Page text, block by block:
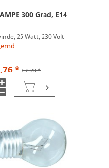
300 Grad, E14
25 Watt, 230 Volt
€ 2,20 *
*